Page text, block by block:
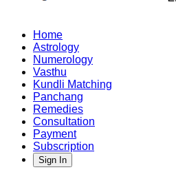
Home
Astrology
Numerology
Vasthu
Kundli Matching
Panchang
Remedies
Consultation
Payment
Subscription
Sign In